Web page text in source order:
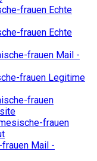
frauen Echte
frauen Echte
frauen Mail -
frauen Legitime
frauen
frauen
Mail -